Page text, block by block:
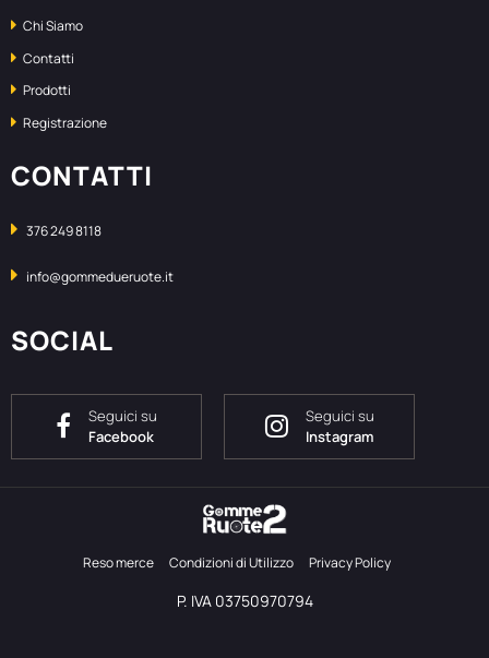
Chi Siamo
Contatti
Prodotti
Registrazione
CONTATTI
376 249 8118
info@gommedueruote.it
SOCIAL
Seguici su
Facebook
Seguici su
Instagram
Reso merce Condizioni di Utilizzo Privacy Policy
P. IVA 03750970794